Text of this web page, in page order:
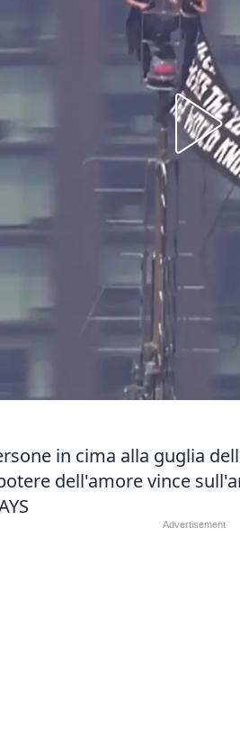
in cima alla guglia
dell'amore vince